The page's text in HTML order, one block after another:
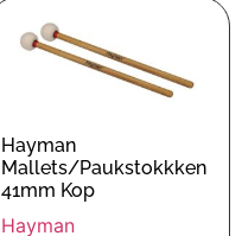
Hayman
Mallets/Paukstokkken
41mm Kop
Hayman